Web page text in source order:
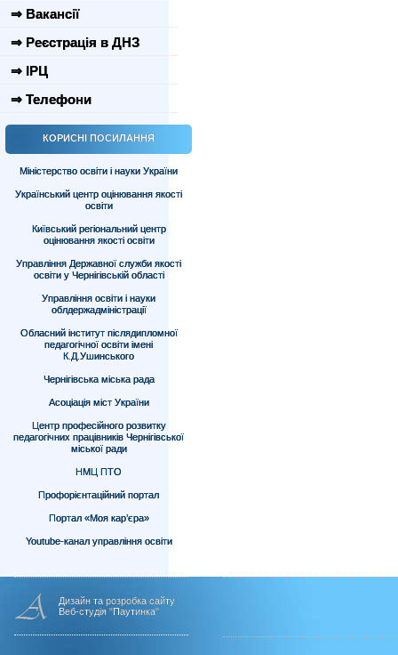
⇒ Вакансії
⇒ Реєстрація в ДНЗ
⇒ ІРЦ
⇒ Телефони
КОРИСНІ ПОСИЛАННЯ
Міністерство освіти і науки України
Український центр оцінювання якості
освіти
Київський регіональний центр
оцінювання якості освіти
Управління Державної служби якості
освіти у Чернігівській області
Управління освіти і науки
облдержадміністрації
Обласний інститут післядипломної
педагогічної освіти імені
К.Д.Ушинського
Чернігівська міська рада
Асоціація міст України
Центр професійного розвитку
педагогічних працівників Чернігівської
міської ради
НМЦ ПТО
Профорієнтаційний портал
Портал «Моя кар’єра»
Youtube-канал управління освіти
Дизайн та розробка сайту
Веб-студія "Паутинка"